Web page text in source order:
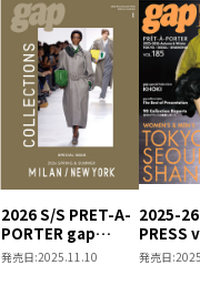
2026 S/S PRET-A-
PORTER gap
COLLECTIONS
発売日:2025.11.10
2025-
PRESS
TOKYO
発売日: